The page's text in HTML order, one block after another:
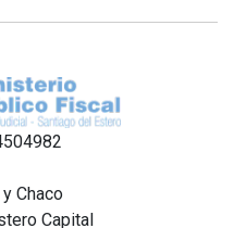
Chaco
Capital